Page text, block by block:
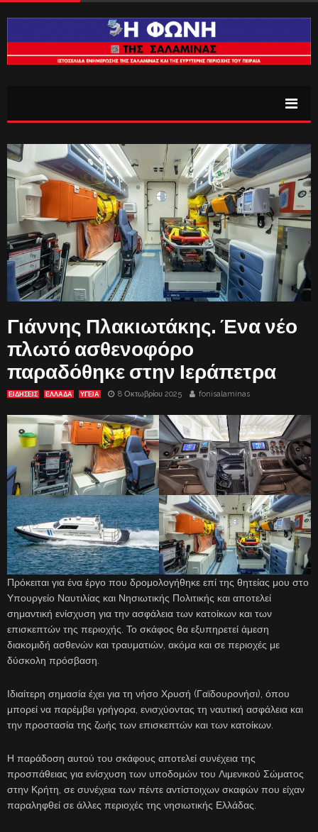
Γιάννης Πλακιωτάκης. Ένα νέο
πλωτό ασθενοφόρο
παραδόθηκε στην Ιεράπετρα
ΕΙΔΗΣΕΙΣ ΕΛΛΑΔΑ ΥΓΕΙΑ 8 Οκτωβρίου 2025 fonisalaminas
Πρόκειται για ένα έργο που δρομολογήθηκε επί της θητείας μου στο
Υπουργείο Ναυτιλίας και Νησιωτικής Πολιτικής και αποτελεί
σημαντική ενίσχυση για την ασφάλεια των κατοίκων και των
επισκεπτών της περιοχής. Το σκάφος θα εξυπηρετεί άμεση
διακομιδή ασθενών και τραυματιών, ακόμα και σε περιοχές με
δύσκολη πρόσβαση.
Ιδιαίτερη σημασία έχει για τη νήσο Χρυσή (Γαϊδουρονήσι), όπου
μπορεί να παρέμβει γρήγορα, ενισχύοντας τη ναυτική ασφάλεια και
την προστασία της ζωής των επισκεπτών και των κατοίκων.
Η παράδοση αυτού του σκάφους αποτελεί συνέχεια της
προσπάθειας για ενίσχυση των υποδομών του Λιμενικού Σώματος
στην Κρήτη, σε συνέχεια των πέντε αντίστοιχων σκαφών που είχαν
παραληφθεί σε άλλες περιοχές της νησιωτικής Ελλάδας.